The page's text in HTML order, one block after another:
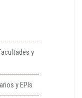
y
y EPIs